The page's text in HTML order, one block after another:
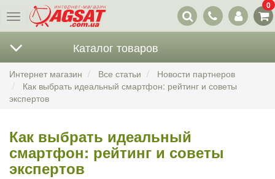
Меню
Наши
контакты
0
Каталог товаров
Интернет магазин Все статьи
Новости партнеров
Как выбрать идеальный смартфон: рейтинг и советы
экспертов
Как выбрать идеальный
смартфон: рейтинг и советы
экспертов